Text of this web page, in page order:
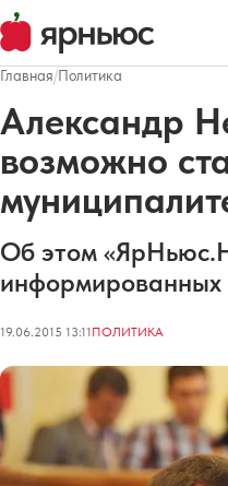
Главная/Политика
Александр
возможно
Об этом
информированных
19.06.2015 13:11ПОЛИТИКА